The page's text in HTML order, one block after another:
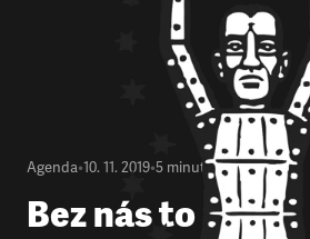
Agenda•10. 11. 2019•5 minut
Bez nás to nejde